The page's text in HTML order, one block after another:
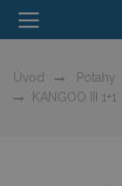
Úvod Potahy
KANGOO III 1+1